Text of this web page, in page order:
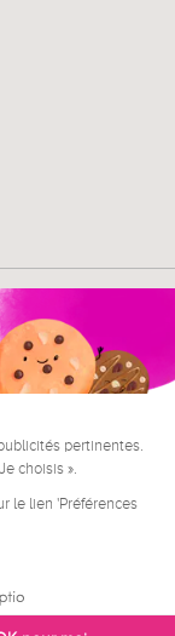
FR
pertinentes.
choisis ».
le lien 'Préférences